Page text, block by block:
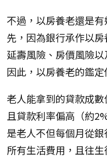
不過，以房養老還是
先，因為銀行承作以房
延壽風險、房價風險
因此，以房養老的鑑定
老人能拿到的貸款成數
且貸款利率偏高（約
是老人不但每個月從
所有生活費用，且往